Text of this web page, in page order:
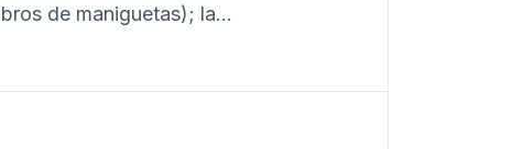
de maniguetas); la
hacer cuadrilla de
la Esperanza.